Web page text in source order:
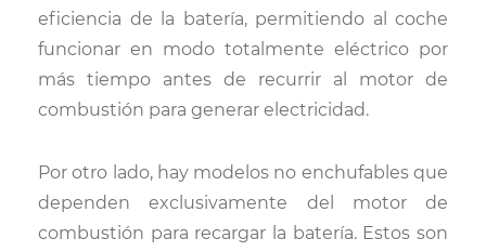
eficiencia de la batería, permitiendo al coche
funcionar en modo totalmente eléctrico por
más tiempo antes de recurrir al motor de
combustión para generar electricidad.
Por otro lado, hay modelos no enchufables que
dependen exclusivamente del motor de
combustión para recargar la batería. Estos son